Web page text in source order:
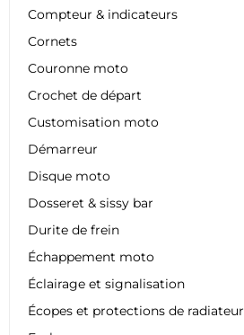
Compteur & indicateurs
Cornets
Couronne moto
Crochet de départ
Customisation moto
Démarreur
Disque moto
Dosseret & sissy bar
Durite de frein
Échappement moto
Éclairage et signalisation
Écopes et protections de radiateur